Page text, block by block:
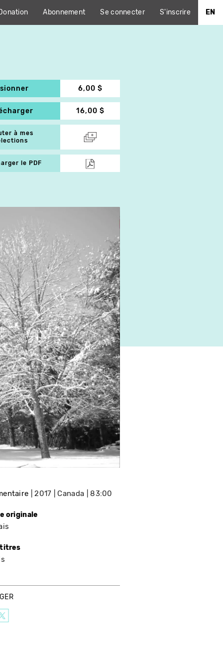
Abonnement Se connecter S'inscrire EN
6,00 $
16,00 $
à mes
le PDF
2017 Canada 83:00
originale